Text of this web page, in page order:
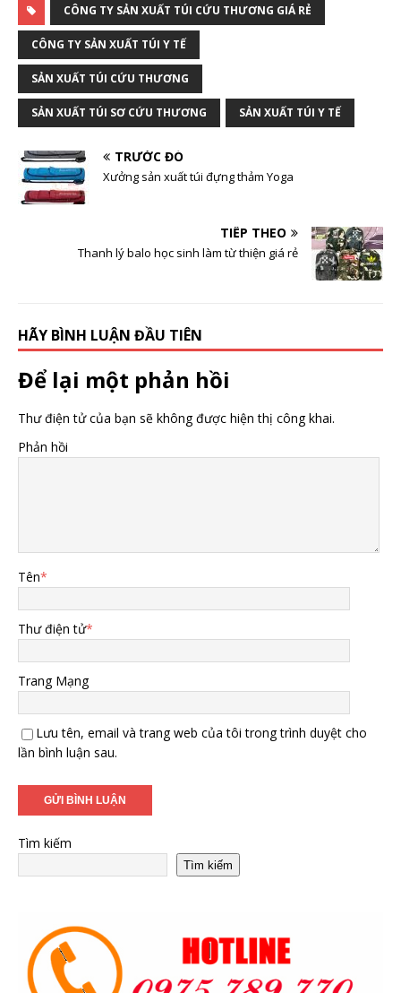
CÔNG TY SẢN XUẤT TÚI CỨU THƯƠNG GIÁ RẺ
CÔNG TY SẢN XUẤT TÚI Y TẾ
SẢN XUẤT TÚI CỨU THƯƠNG
SẢN XUẤT TÚI SƠ CỨU THƯƠNG SẢN XUẤT TÚI Y TẾ
TRƯỚC ĐÓ
Xưởng sản xuất túi đựng thảm Yoga
TIẾP THEO
Thanh lý balo học sinh làm từ thiện giá rẻ
HÃY BÌNH LUẬN ĐẦU TIÊN
Để lại một phản hồi
Thư điện tử của bạn sẽ không được hiện thị công khai.
Phản hồi
Tên*
Thư điện tử*
Trang Mạng
Lưu tên, email và trang web của tôi trong trình duyệt cho
lần bình luận sau.
Tìm kiếm
Tìm kiếm